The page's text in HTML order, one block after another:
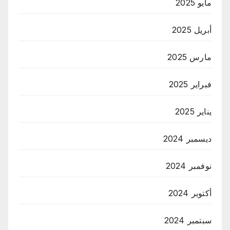
مايو 2025
أبريل 2025
مارس 2025
فبراير 2025
يناير 2025
ديسمبر 2024
نوفمبر 2024
أكتوبر 2024
سبتمبر 2024